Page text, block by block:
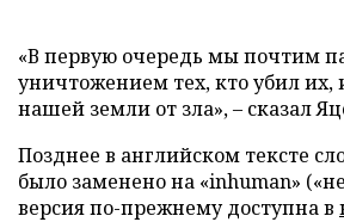
«В первую очередь мы почтим
уничтожением тех, кто убил
нашей земли от зла», – сказал
Позднее в английском тексте
было заменено на «inhuman»
версия по-прежнему доступна в